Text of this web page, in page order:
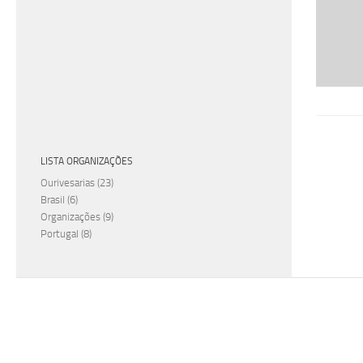
LISTA ORGANIZAÇÕES
Ourivesarias (23)
Brasil (6)
Organizações (9)
Portugal (8)